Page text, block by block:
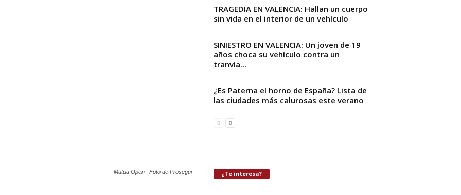
Mutua Open | Foto de Prosegur
TRAGEDIA EN VALENCIA: Hallan un cuerpo
sin vida en el interior de un vehículo
SINIESTRO EN VALENCIA: Un joven de 19
años choca su vehículo contra un
tranvía...
¿Es Paterna el horno de España? Lista de
las ciudades más calurosas este verano
¿Te interesa?